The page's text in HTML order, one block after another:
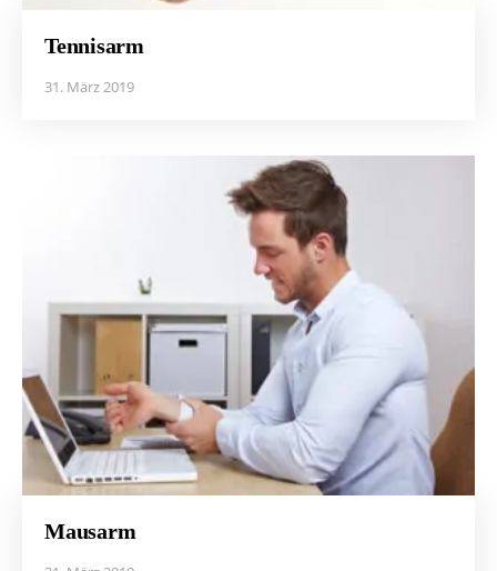
Tennisarm
31. März 2019
Mausarm